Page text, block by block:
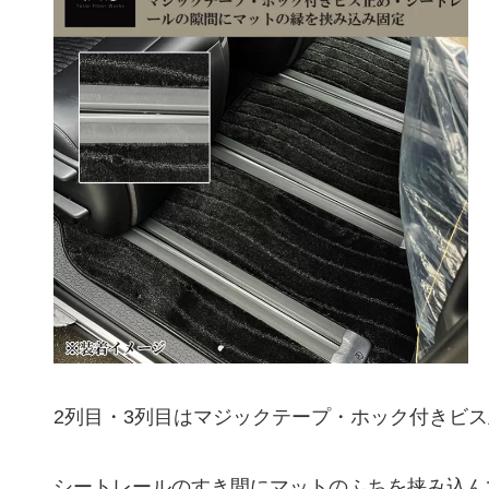
2列目・3列目はマジックテープ・ホック付きビ